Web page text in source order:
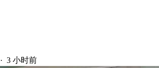
· 3 小时前